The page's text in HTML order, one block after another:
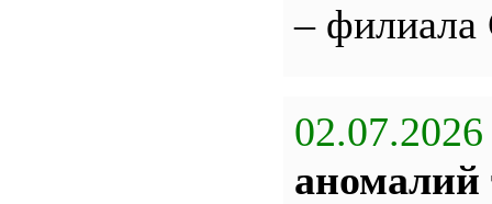
–
02.07.2026
аномалий